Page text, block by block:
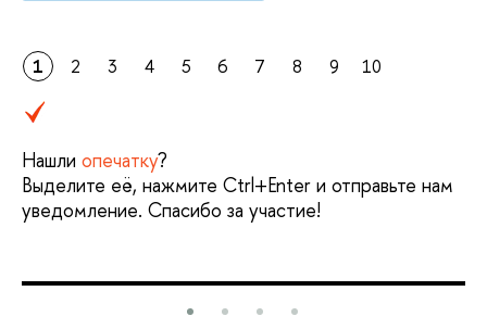
1 2 3 4 5 6 7 8 9 10
Нашли опечатку?
Выделите её, нажмите Ctrl+Enter и отправьте нам
уведомление. Спасибо за участие!